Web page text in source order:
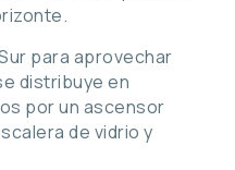
para aprovechar
distribuye en
por un ascensor
de vidrio y